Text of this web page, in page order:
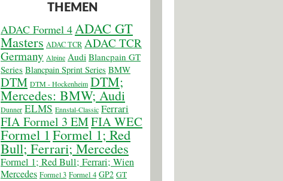
THEMEN
ADAC Formel 4ADAC GT
Masters ADAC TCR ADAC TCR
Germany Alpine Audi Blancpain GT
Series Blancpain Sprint Series BMW
DTM DTM - Hockenheim DTM;
Mercedes: BMW; Audi
Dunner ELMS Ennstal-Classic Ferrari
FIA Formel 3 EMFIA WEC
Formel 1Formel 1; Red
Bull; Ferrari; Mercedes
Formel 1; Red Bull; Ferrari; Wien
Mercedes Formel 3 Formel 4 GP2 GT